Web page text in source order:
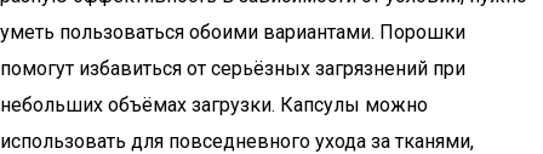
уметь пользоваться обоими вариантами. Порошки
помогут избавиться от серьёзных загрязнений при
небольших объёмах загрузки. Капсулы можно
использовать для повседневного ухода за тканями,